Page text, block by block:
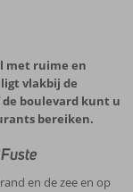
met ruime en
vlakbij de
de boulevard kunt u
bereiken.
en de zee en op